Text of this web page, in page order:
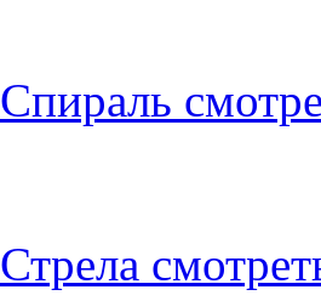
Спираль
Стрела